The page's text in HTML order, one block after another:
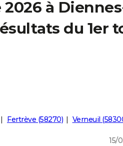
à
du 1er
Fertrève (58270) Verneuil
15/